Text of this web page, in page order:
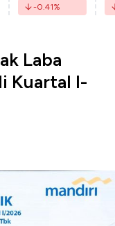
-0.41%
Laba
Kuartal I-